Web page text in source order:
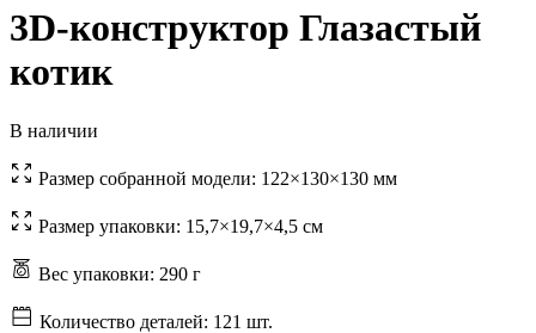
3D-конструктор Глазастый
котик
В наличии
Размер собранной модели: 122×130×130 мм
Размер упаковки: 15,7×19,7×4,5 см
Вес упаковки: 290 г
Количество деталей: 121 шт.